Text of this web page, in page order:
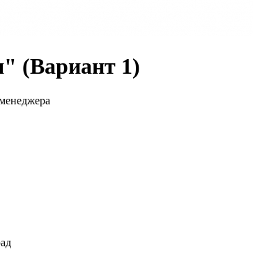
(Вариант 1)